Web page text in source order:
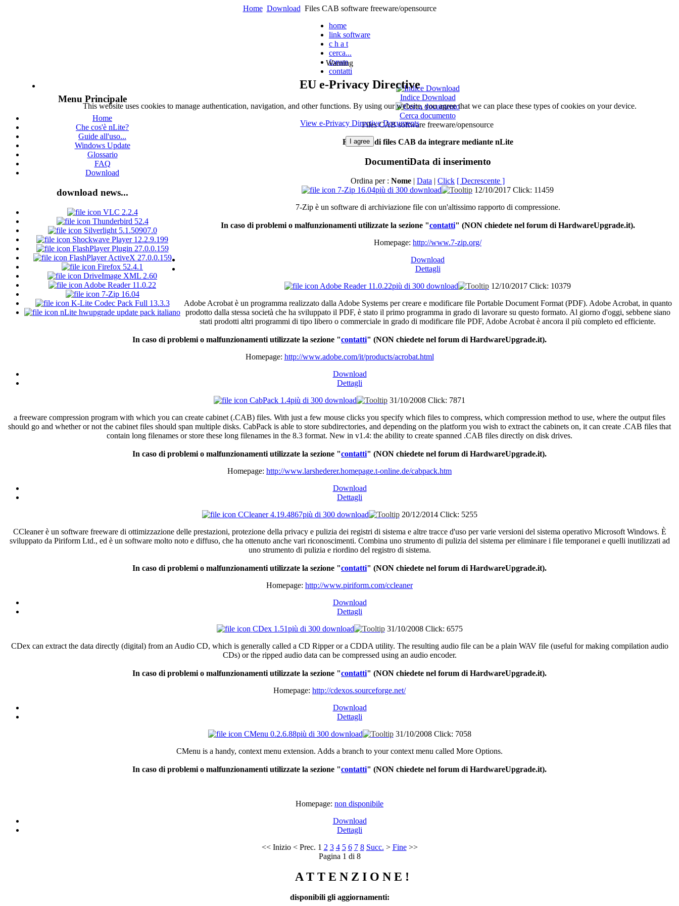
Home Download Files CAB software freeware/opensource
Warning
EU e-Privacy Directive
This website uses cookies to manage authentication, navigation, and other functions. By using our website, you agree that we can place these types of cookies on your device.
View e-Privacy Directive Documents
I agree
home
link software
c h a t
cerca...
forum
contatti
Menu Principale
Home
Che cos'è nLite?
Guide all'uso...
Windows Update
Glossario
FAQ
Download
download news...
VLC 2.2.4
Thunderbird 52.4
Silverlight 5.1.50907.0
Shockwave Player 12.2.9.199
FlashPlayer Plugin 27.0.0.159
FlashPlayer ActiveX 27.0.0.159
Firefox 52.4.1
DriveImage XML 2.60
Adobe Reader 11.0.22
7-Zip 16.04
K-Lite Codec Pack Full 13.3.3
nLite hwupgrade update pack italiano
Indice Download
Cerca documento
Files CAB software freeware/opensource
Raccolta difiles CAB da integrare mediante nLite
DocumentiData di inserimento
Ordina per : Nome | Data | Click [ Decrescente ]
7-Zip 16.04più di 300 download 12/10/2017 Click: 11459
7-Zip èun software di archiviazionefile con un'altissimo rapporto di compressione.
In caso di problemio malfunzionamenti utilizzatela sezione"contatti" (NON chiedete nelforum diHardwareUpgrade.it).
Homepage: http://www.7-zip.org/
Download
Dettagli
Adobe Reader 11.0.22più di 300 download 12/10/2017 Click: 10379
Adobe Acrobatèun programma realizzato dallaAdobe Systems percrearee modificarefile Portable Document Format (PDF). Adobe Acrobat, in quanto
prodotto dalla stessa società cheha sviluppato ilPDF, è stato il primo programmain grado di lavorare su questo formato. Al giorno d'oggi, sebbene siano
stati prodotti altri programmi di tipo libero o commerciale in grado di modificare file PDF, Adobe Acrobatè ancora il più completo ed efficiente.
In caso di problemio malfunzionamenti utilizzate la sezione "contatti" (NON chiedete nel forum diHardwareUpgrade.it).
Homepage: http://www.adobe.com/it/products/acrobat.html
Download
Dettagli
CabPack 1.4più di 300 download 31/10/2008 Click: 7871
a freeware compression program with which you can create cabinet (.CAB) files. With just a few mouse clicks you specify which files to compress, which compression method to use, where the output files
should go and whether or not the cabinet files should span multiple disks. CabPack is able to store subdirectories, and depending on the platform you wish to extract the cabinets on, it can create .CAB files that
contain long filenames or store these long filenames in the 8.3 format. New in v1.4: the ability to create spanned .CAB files directly on disk drives.
In caso di problemi o malfunzionamenti utilizzate la sezione "contatti" (NON chiedete nel forum di HardwareUpgrade.it).
Homepage: http://www.larshederer.homepage.t-online.de/cabpack.htm
Download
Dettagli
CCleaner 4.19.4867più di 300 download 20/12/2014 Click: 5255
CCleaner èun software freeware di ottimizzazione delle prestazioni, protezione dellaprivacy e pulizia dei registri di sistemae altre tracce d'usopervarie versionidel sistema operativoMicrosoft Windows. È
sviluppato da PiriformLtd., ed èun software molto notoe diffuso, cheha ottenuto anche vari riconoscimenti. Combina uno strumento di puliziadel sistemapereliminarei file temporaneie quelli inutilizzatiad
uno strumento di puliziae riordinodel registro di sistema.
In caso di problemio malfunzionamenti utilizzate la sezione "contatti" (NON chiedete nel forum diHardwareUpgrade.it).
Homepage: http://www.piriform.com/ccleaner
Download
Dettagli
CDex 1.51più di 300 download 31/10/2008 Click: 6575
CDex can extract the data directly (digital) from an Audio CD, which is generally called a CD Ripper or a CDDA utility. The resulting audio file can be a plain WAV file (useful for making compilation audio
CDs) or the ripped audio data can be compressed using an audio encoder.
In caso di problemi o malfunzionamenti utilizzate la sezione "contatti" (NON chiedete nel forum di HardwareUpgrade.it).
Homepage: http://cdexos.sourceforge.net/
Download
Dettagli
CMenu 0.2.6.88più di 300 download 31/10/2008 Click: 7058
CMenu is a handy, context menu extension. Adds a branch to your context menu called More Options.
In caso di problemi o malfunzionamenti utilizzate la sezione "contatti" (NON chiedete nel forum di HardwareUpgrade.it).
Homepage: non disponibile
Download
Dettagli
<< Inizio< Prec. 1 2 3 4 5 6 7 8 Succ. > Fine>>
Pagina 1 di 8
A T T E N Z I O N E !
disponibili gli aggiornamenti: